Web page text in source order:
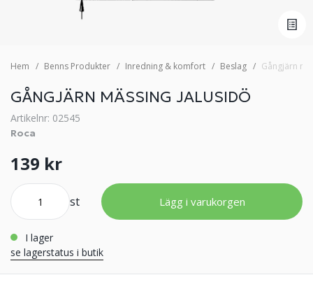
Hem Benns Produkter Inredning & komfort Beslag Gångjärn
GÅNGJÄRN MÄSSING JALUSIDÖ
Artikelnr: 02545
Roca
139 kr
st Lägg i varukorgen
i lager
se lagerstatus i butik